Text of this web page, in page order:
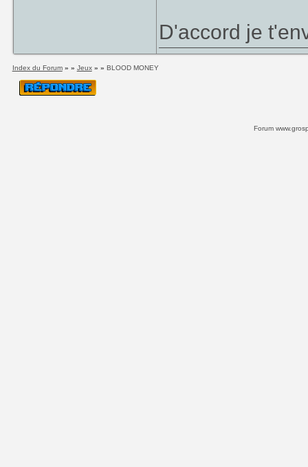
grand service !
serais touché
D'accord je
Index du Forum» » Jeux» » BLOOD MONEY
Forum